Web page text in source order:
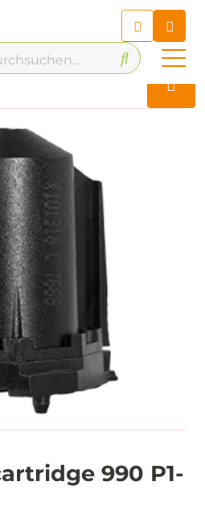
24/7 mit unserem
Chatbot
990 P1-